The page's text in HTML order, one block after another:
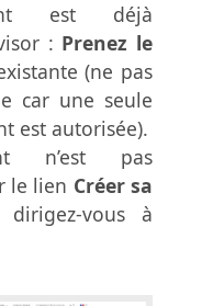
est déjà
: Prenez le
(ne pas
car une seule
est autorisée).
n’est pas
le lien Créer sa
vous à